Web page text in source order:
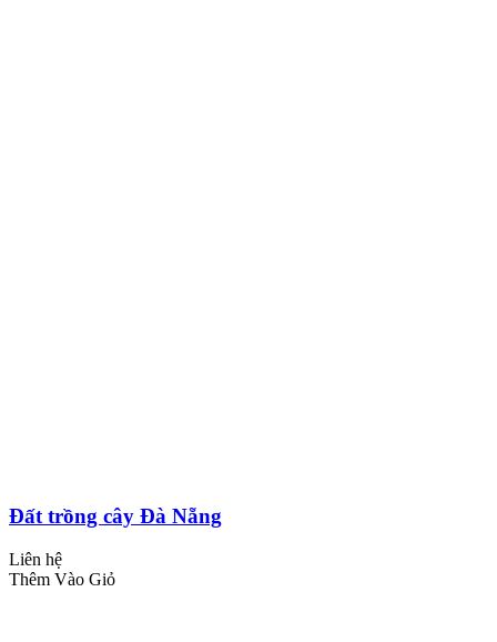
Đất trồng cây Đà Nẵng
Liên hệ
Thêm Vào Giỏ